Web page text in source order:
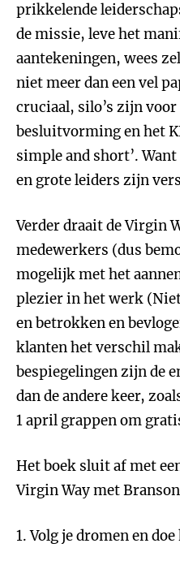
prikkelende
de missie, leve het
aantekeningen, wees
niet meer dan een vel
cruciaal, silo’s zijn
besluitvorming en het
simple and short’.
en grote leiders zijn
Verder draait de Virgin
medewerkers (dus
mogelijk met het
plezier in het werk
en betrokken en
klanten het verschil
bespiegelingen zijn de
dan de andere keer,
1 april grappen om
Het boek sluit af met
Virgin Way met
1. Volg je dromen en